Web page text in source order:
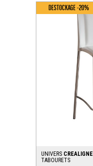
DESTOCKAGE -20%
UNIVERS CREALIGNE
TABOURETS